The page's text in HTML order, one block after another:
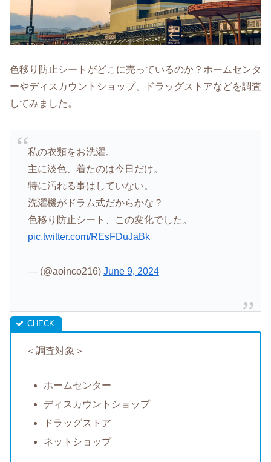
色移り防止シートがどこに売っているのか？ホームセンタ
ーやディスカウントショップ、ドラッグストアなどを調査
してみました。
私の衣類をお洗濯。
主に淡色、着たのは今日だけ。
特に汚れる事はしていない。
洗濯機がドラム式だからかな？
色移り防止シート、この変化でした。
pic.twitter.com/REsFDuJaBk
— (@aoinco216) June 9, 2024
＜調査対象＞
ホームセンター
ディスカウントショップ
ドラッグストア
ネットショップ